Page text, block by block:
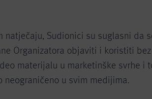
natječaju, Sudionici su suglasni da
Organizatora objaviti i koristiti
materijalu u marketinške svrhe i
u svim medijima.